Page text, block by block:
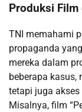
Produksi Film
TNI memahami
propaganda
mereka dalam
beberapa kasus,
tetapi juga
Misalnya, film